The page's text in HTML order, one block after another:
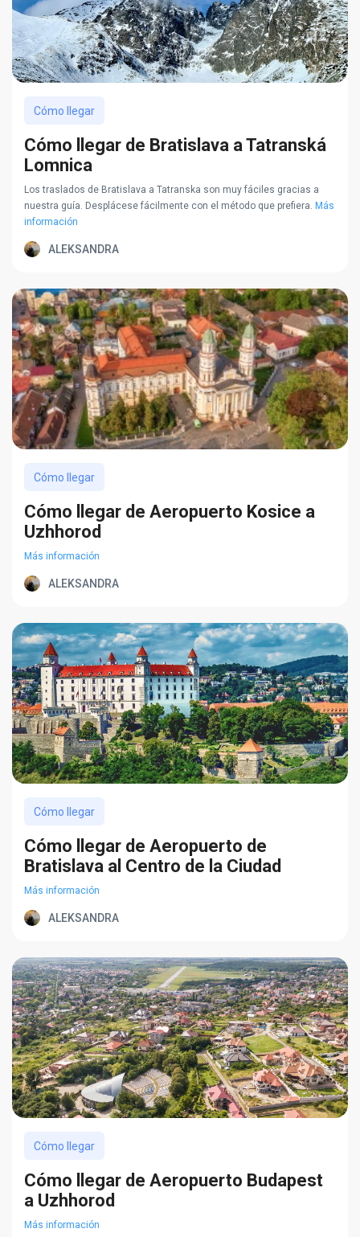
Cómo llegar
Cómo llegar de Bratislava a Tatranská
Lomnica
Los traslados de Bratislava a Tatranska son muy fáciles gracias a
nuestra guía. Desplácese fácilmente con el método que prefiera. Más
información
ALEKSANDRA
Cómo llegar
Cómo llegar de Aeropuerto Kosice a
Uzhhorod
Más información
ALEKSANDRA
Cómo llegar
Cómo llegar de Aeropuerto de
Bratislava al Centro de la Ciudad
Más información
ALEKSANDRA
Cómo llegar
Cómo llegar de Aeropuerto Budapest
a Uzhhorod
Más información